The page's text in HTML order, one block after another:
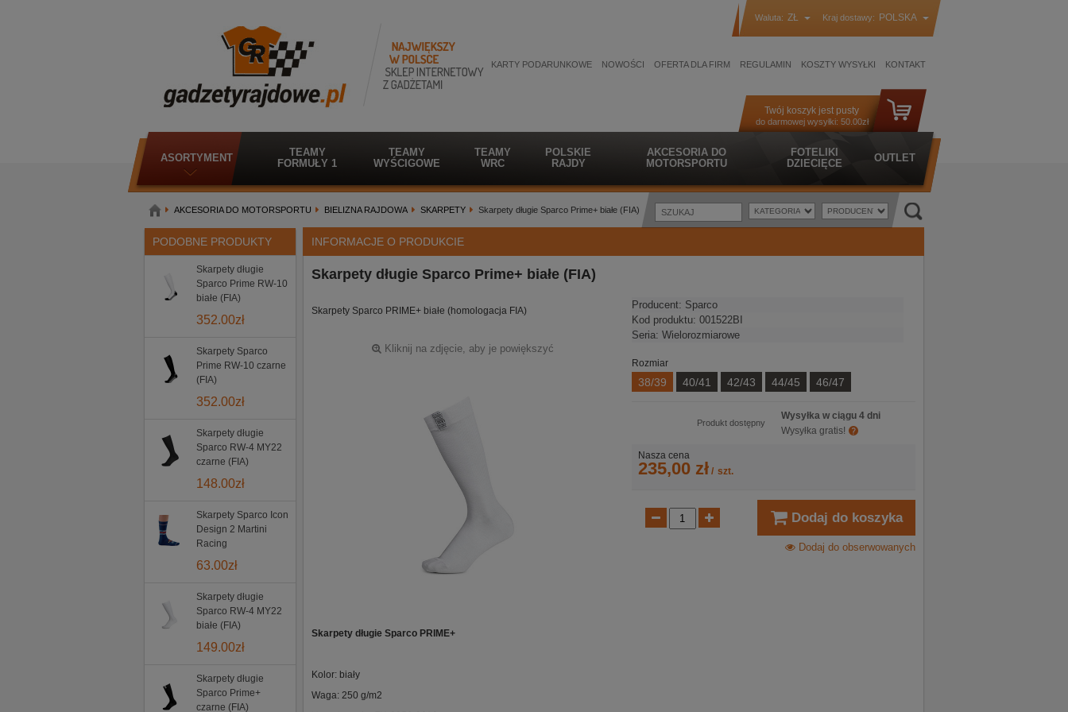
Waluta: ZŁ Kraj dostawy: POLSKA
KARTY PODARUNKOWE NOWOŚCI OFERTA DLA FIRM REGULAMIN KOSZTY WYSYŁKI KONTAKT
Twój koszyk jest pusty
do darmowej wysyłki: 50.00zł
ASORTYMENT
TEAMY
FORMUŁY 1
TEAMY
WYŚCIGOWE
TEAMY
WRC
POLSKIE
RAJDY
AKCESORIA DO
MOTORSPORTU
FOTELIKI
DZIECIĘCE
OUTLET
AKCESORIA DO MOTORSPORTU BIELIZNA RAJDOWA SKARPETY Skarpety długie Sparco Prime+ białe (FIA)
PODOBNE PRODUKTY
Skarpety długie
Sparco Prime RW-10
białe (FIA)
352.00zł
Skarpety Sparco
Prime RW-10 czarne
(FIA)
352.00zł
Skarpety długie
Sparco RW-4 MY22
czarne (FIA)
148.00zł
Skarpety Sparco Icon
Design 2 Martini
Racing
63.00zł
Skarpety długie
Sparco RW-4 MY22
białe (FIA)
149.00zł
Skarpety długie
Sparco Prime+
czarne (FIA)
INFORMACJE O PRODUKCIE
Skarpety długie Sparco Prime+ białe (FIA)
Skarpety Sparco PRIME+ białe (homologacja FIA)
Kliknij na zdjęcie, aby je powiększyć
Producent: Sparco
Kod produktu: 001522BI
Seria: Wielorozmiarowe
Rozmiar
38/39 40/41 42/43 44/45 46/47
Produkt dostępny
Wysyłka w ciągu 4 dni
Wysyłka gratis!
Nasza cena
235,00 zł/ szt.
Dodaj do koszyka
Dodaj do obserwowanych
Skarpety długie Sparco PRIME+
Kolor: biały
Waga: 250 g/m2